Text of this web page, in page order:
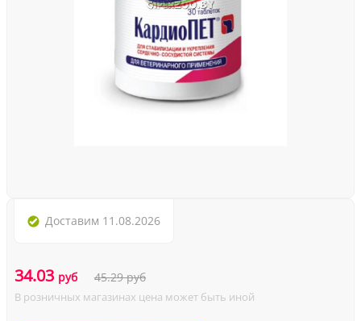
Доставим 11.08.2026
34.03 руб 45.29руб
В розничных магазинах цена может быть иной